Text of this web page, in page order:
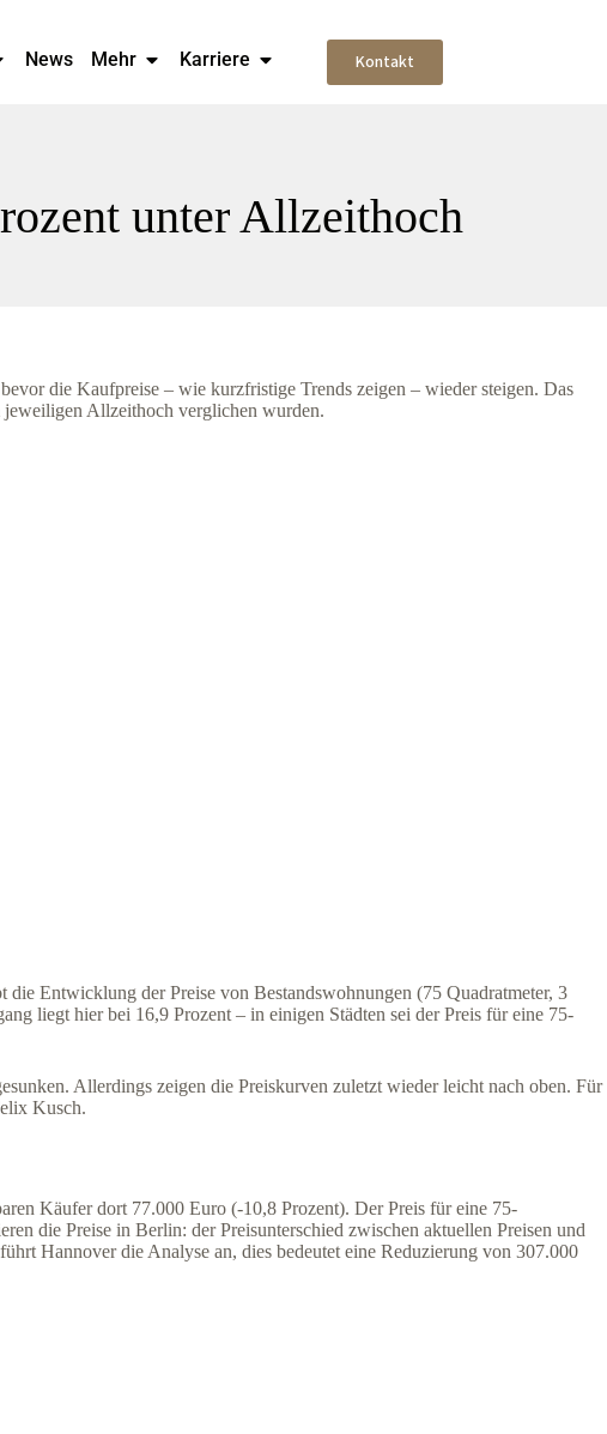
News Mehr Karriere Kontakt
unter Allzeithoch
die Kaufpreise – wie kurzfristige Trends zeigen – wieder steigen. Das
jeweiligen Allzeithoch verglichen wurden.
Entwicklung der Preise von Bestandswohnungen (75 Quadratmeter, 3
liegt hier bei 16,9 Prozent – in einigen Städten sei der Preis für eine 75-
Allerdings zeigen die Preiskurven zuletzt wieder leicht nach oben. Für
Kusch.
Käufer dort 77.000 Euro (-10,8 Prozent). Der Preis für eine 75-
die Preise in Berlin: der Preisunterschied zwischen aktuellen Preisen und
Hannover die Analyse an, dies bedeutet eine Reduzierung von 307.000